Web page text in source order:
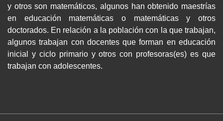
y otros son matemáticos, algunos han obtenido maestrías
en educación matemáticas o matemáticas y otros
doctorados. En relación a la población con la que trabajan,
algunos trabajan con docentes que forman en educación
inicial y ciclo primario y otros con profesoras(es) es que
trabajan con adolescentes.